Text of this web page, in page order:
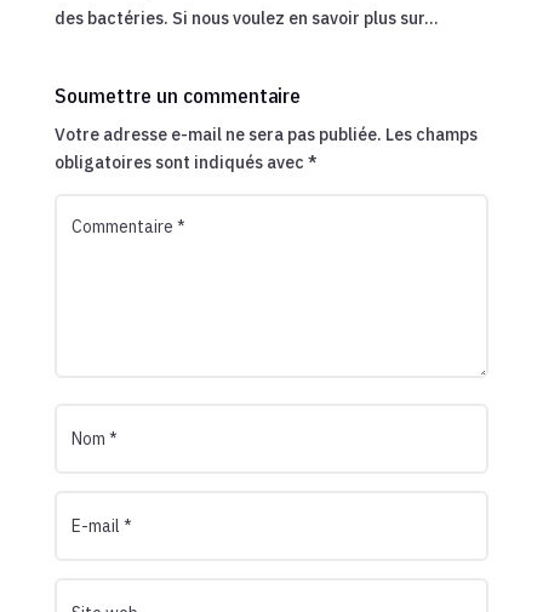
des bactéries. Si nous voulez en savoir plus sur…
Soumettre un commentaire
Votre adresse e-mail ne sera pas publiée. Les champs
obligatoires sont indiqués avec *